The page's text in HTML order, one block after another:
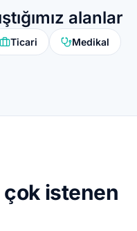
alanlar
Ticari Medikal
istenen